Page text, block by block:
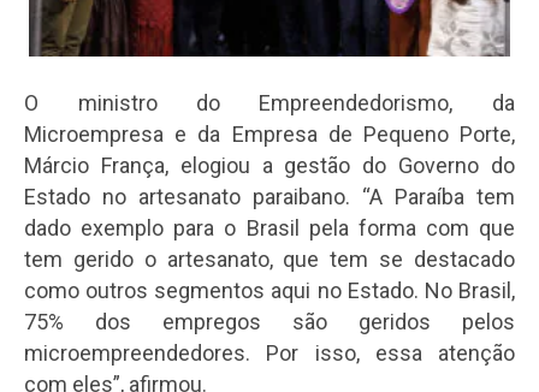
O ministro do Empreendedorismo, da
Microempresa e da Empresa de Pequeno Porte,
Márcio França, elogiou a gestão do Governo do
Estado no artesanato paraibano. “A Paraíba tem
dado exemplo para o Brasil pela forma com que
tem gerido o artesanato, que tem se destacado
como outros segmentos aqui no Estado. No Brasil,
75% dos empregos são geridos pelos
microempreendedores. Por isso, essa atenção
com eles”, afirmou.